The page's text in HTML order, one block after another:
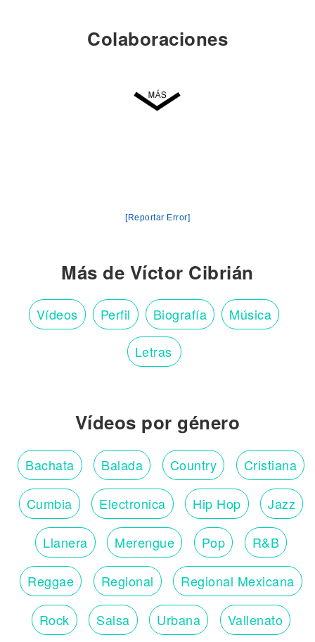
Colaboraciones
[Reportar Error]
Más de Víctor Cibrián
Vídeos Perfil Biografía Música
Letras
Vídeos por género
Bachata Balada Country Cristiana
Cumbia Electronica Hip Hop Jazz
Llanera Merengue Pop R&B
Reggae Regional Regional Mexicana
Rock Salsa Urbana Vallenato